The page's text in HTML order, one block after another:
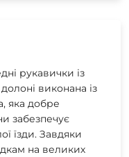
рукавички із
виконана із
яка добре
забезпечує
їзди. Завдяки
на великих